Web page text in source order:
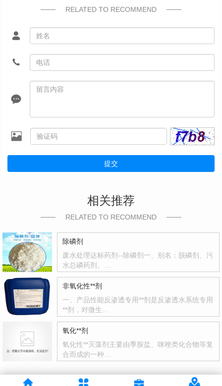
RELATED TO RECOMMEND
提交
相关推荐
RELATED TO RECOMMEND
除磷剂
废水处理达标药剂--除磷剂一、别名：脱磷剂、污
水总磷药剂、…
非氧化性**剂
一、产品性能反渗透专用**剂是反渗透水系统专用
**剂，对微生…
氧化**剂
氧化性**灭藻剂主要由季胺盐、咪唑类化合物等复
合而成的一种…